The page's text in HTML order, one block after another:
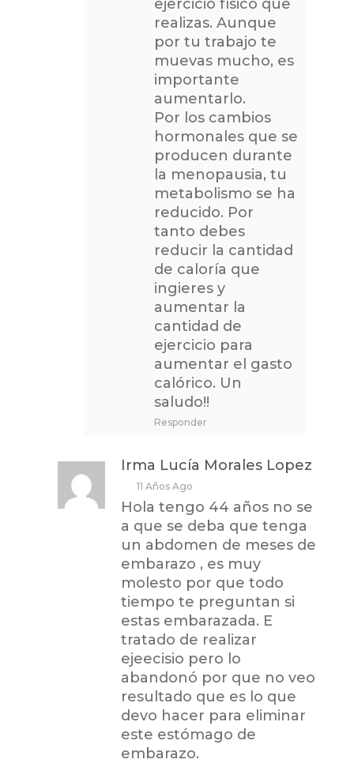
ejercicio físico que
realizas. Aunque
por tu trabajo te
muevas mucho, es
importante
aumentarlo.
Por los cambios
hormonales que se
producen durante
la menopausia, tu
metabolismo se ha
reducido. Por
tanto debes
reducir la cantidad
de caloría que
ingieres y
aumentar la
cantidad de
ejercicio para
aumentar el gasto
calórico. Un
saludo!!
Responder
Irma Lucía Morales Lopez
11 Años Ago
Hola tengo 44 años no se
a que se deba que tenga
un abdomen de meses de
embarazo , es muy
molesto por que todo
tiempo te preguntan si
estas embarazada. E
tratado de realizar
ejeecisio pero lo
abandonó por que no veo
resultado que es lo que
devo hacer para eliminar
este estómago de
embarazo.